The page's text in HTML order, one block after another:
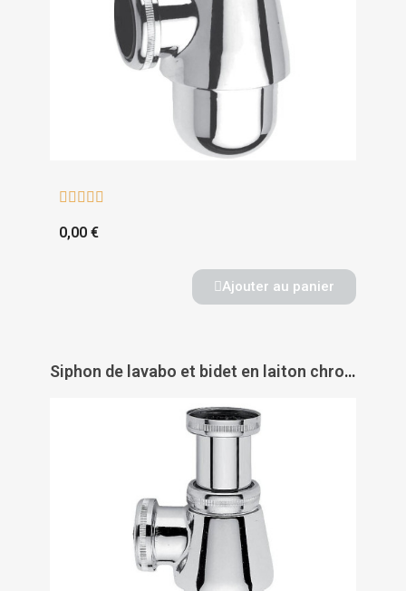
    
0,00 €
Ajouter au panier
Siphon de lavabo et bidet en laiton chromé grand culot - VIEGA